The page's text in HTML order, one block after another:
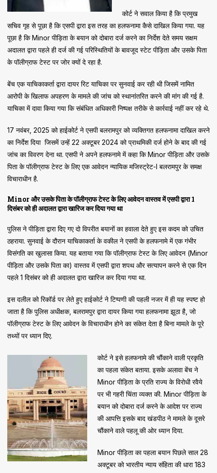
कोर्ट ने सवाल किया है कि प्रमुख
सचिव गृह से पूछा है कि एसपी द्वारा इस तरह का हलफनामा कैसे दाखिल किया गया. यह
पूछा है कि Minor पीड़िता के बयान को दोबारा दर्ज करने का निर्देश देते समय सक्षम
अदालत द्वारा पहले ही दर्ज की गई परिस्थितियों के बावजूद स्टेट पीड़िता और उसके पिता
के पॉलीग्राफ टेस्ट पर जोर क्यों दे रहा है.
बेंच एक याचिकाकर्ता द्वारा दायर रिट याचिका पर सुनवाई कर रही थी जिसमें नामित
आरोपी के खिलाफ अपहरण के मामले की जांच को स्थानांतरित करने की मांग की गई है.
याचिका में दावा किया गया कि संबंधित अधिकारी निष्पक्ष तरीके से कार्रवाई नहीं कर रहे थे.
17 नवंबर, 2025 को हाईकोर्ट ने एसपी बलरामपुर को व्यक्तिगत हलफनामा दाखिल करने
का निर्देश दिया जिसमें उन्हें 22 अक्टूबर 2024 को प्राथमिकी दर्ज होने के बाद की गई
जांच का विवरण देना था. एसपी ने अपने हलफनामे में कहा कि Minor पीड़िता और उसके
पिता के पॉलीग्राफ टेस्ट के लिए एक आवेदन न्यायिक मजिस्ट्रेट-I बलरामपुर के समक्ष
विचाराधीन है.
Minor और उसके पिता के पॉलीग्राफ टेस्ट के लिए आवेदन वास्तव में एसपी द्वारा 1
दिसंबर को ही अदालत द्वारा खारिज कर दिया गया था
पुलिस ने पीड़िता द्वारा दिए गए दो विपरीत बयानों का हवाला देते हुए इस कदम को उचित
ठहराया. सुनवाई के दौरान याचिकाकर्ता के वकील ने एसपी के हलफनामे में एक गंभीर
विसंगति का खुलासा किया. यह बताया गया कि पॉलीग्राफ टेस्ट के लिए आवेदन (Minor
पीड़िता और उसके पिता का) वास्तव में एसपी द्वारा शपथ और सत्यापन करने से एक दिन
पहले 1 दिसंबर को ही अदालत द्वारा खारिज कर दिया गया था.
इस दलील को रिकॉर्ड पर लेते हुए हाईकोर्ट ने टिप्पणी की पहली नजर में ही यह स्पष्ट हो
जाता है कि पुलिस अधीक्षक, बलरामपुर द्वारा दायर किया गया हलफनामा झूठा है, जो
पॉलीग्राफ टेस्ट के लिए आवेदन के विचाराधीन होने का संकेत देता है बिना मामले के पूरे
तथ्यों पर ध्यान दिए.
कोर्ट ने इसे हलफनामे की चौंकाने वाली प्रकृति
का पहला संकेत बताया. इसके अलावा बेंच ने
Minor पीड़िता के प्रति राज्य के विरोधी रवैये
पर भी गहरी चिंता व्यक्त की. Minor पीड़िता के
बयान को दोबारा दर्ज करने के आदेश पर राज्य
की आपत्ति इसके बाद खंडपीठ ने मामले के दूसरे
चौंकाने वाले पहलू की ओर ध्यान दिया.
Minor पीड़िता का पहला बयान पिछले साल 28
अक्टूबर को भारतीय न्याय संहिता की धारा 183